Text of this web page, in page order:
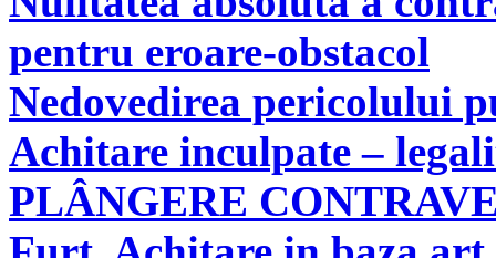
pentru eroare-obstacol
Nedovedirea pericolului
Achitare inculpate –
PLÂNGERE